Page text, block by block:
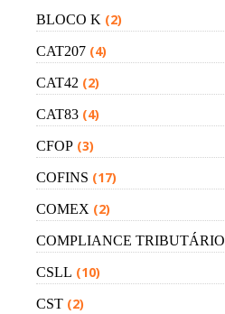
BLOCO K (2)
CAT207 (4)
CAT42 (2)
CAT83 (4)
CFOP (3)
COFINS (17)
COMEX (2)
COMPLIANCE TRIBUTÁRIO
CSLL (10)
CST (2)